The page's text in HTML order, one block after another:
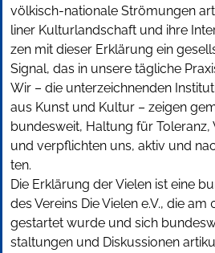
völkisch-nationale Strö­mun­gen
li­ner Kul­tur­land­schaft und ihre
zen mit die­ser Erklä­rung ein
Signal, das in unse­re täg­li­che
Wir – die unter­zeich­nen­den
aus Kunst und Kul­tur – zei­gen
bun­des­weit, Hal­tung für Tole­ranz,
und ver­pflich­ten uns, aktiv und
ten.
Die Erklä­rung der Vie­len ist eine
des Ver­eins Die Vie­len e.V., die
gestar­tet wurde und sich
stal­tun­gen und Dis­kus­sio­nen